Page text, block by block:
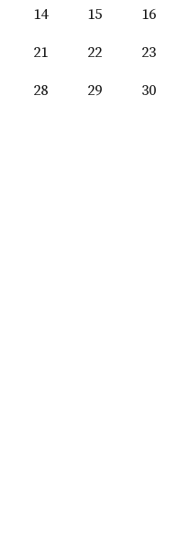
14 15
16
21 22
23
28 29
30